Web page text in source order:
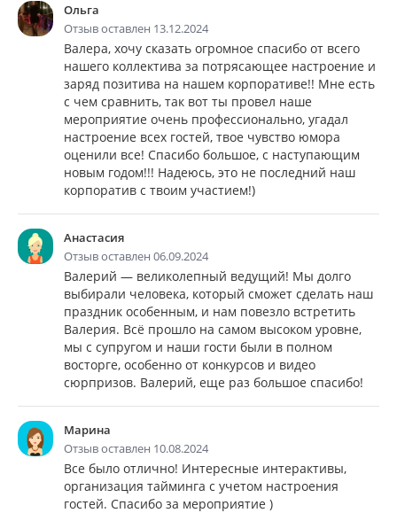
Ольга
Отзыв оставлен 13.12.2024
Валера, хочу сказать огромное спасибо от всего
нашего коллектива за потрясающее настроение и
заряд позитива на нашем корпоративе!! Мне есть
с чем сравнить, так вот ты провел наше
мероприятие очень профессионально, угадал
настроение всех гостей, твое чувство юмора
оценили все! Спасибо большое, с наступающим
новым годом!!! Надеюсь, это не последний наш
корпоратив с твоим участием!)
Анастасия
Отзыв оставлен 06.09.2024
Валерий — великолепный ведущий! Мы долго
выбирали человека, который сможет сделать наш
праздник особенным, и нам повезло встретить
Валерия. Всё прошло на самом высоком уровне,
мы с супругом и наши гости были в полном
восторге, особенно от конкурсов и видео
сюрпризов. Валерий, еще раз большое спасибо!
Марина
Отзыв оставлен 10.08.2024
Все было отлично! Интересные интерактивы,
организация тайминга с учетом настроения
гостей. Спасибо за мероприятие )